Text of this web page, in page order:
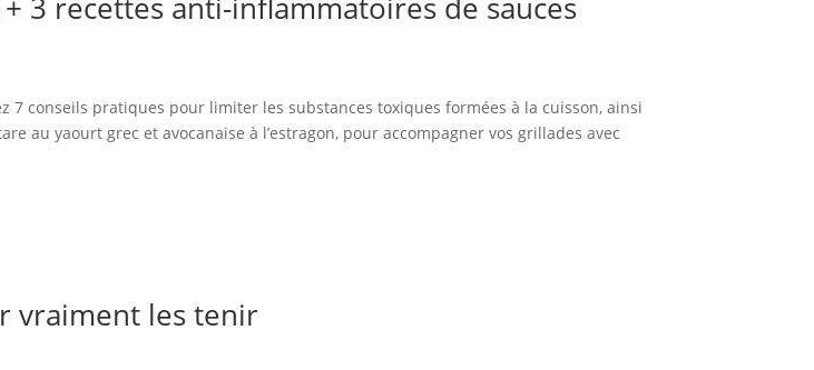
7 conseils pratiques pour limiter les substances toxiques formées à la cuisson, ainsi
au yaourt grec et avocanaise à l’estragon, pour accompagner vos grillades avec
vraiment les tenir